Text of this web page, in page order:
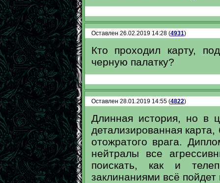
Оставлен 26.02.2019 14:28 (4931)
Кто проходил карту,
черную палатку?
Оставлен 28.01.2019 14:55 (4822)
Длинная история, но в
детализированная
отожратого врага.
нейтралы все
поискать, как и
заклинаниями всё пойдет